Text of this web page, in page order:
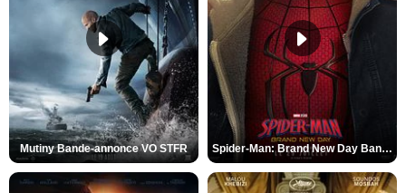
Mutiny Bande-annonce VO STFR Spider-Man: Brand New Day Bande-annonce VO STFR